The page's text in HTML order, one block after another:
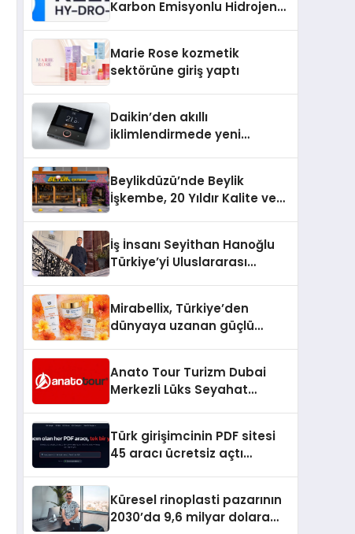
Karbon Emisyonlu Hidrojen
Aldı
Marie Rose kozmetik
sektörüne giriş yaptı
Daikin’den akıllı
iklimlendirmede yeni
Beylikdüzü’nde Beylik
İşkembe, 20 Yıldır Kalite ve
İş İnsanı Seyithan Hanoğlu
Türkiye’yi Uluslararası
Mirabellix, Türkiye’den
dünyaya uzanan güçlü
Anato Tour Turizm Dubai
Merkezli Lüks Seyahat
Türk girişimcinin PDF sitesi
45 aracı ücretsiz açtı
Küresel rinoplasti pazarının
2030’da 9,6 milyar dolara